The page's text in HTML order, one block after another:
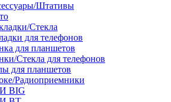
Штативы
Стекла
для телефонов
для планшетов
Стекла для телефонов
для планшетов
Радиоприемники
BIG